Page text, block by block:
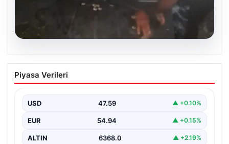
Sahilde yönünü şaşıran caretta
carettayı vatandaşlar denize ulaştırdı
Piyasa Verileri
USD 47.59 ▲ +0.10%
EUR 54.94 ▲ +0.15%
ALTIN 6368.0 ▲ +2.19%